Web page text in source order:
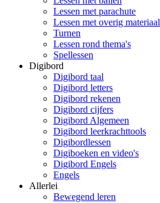
Lessen met parachute
Lessen met overig materiaal
Turnen
Lessen rond thema's
Spellessen
Digibord
Digibord taal
Digibord letters
Digibord rekenen
Digibord cijfers
Digibord Algemeen
Digibord leerkrachttools
Digibordlessen
Digiboeken en video's
Digibord Engels
Engels
Allerlei
Bewegend leren